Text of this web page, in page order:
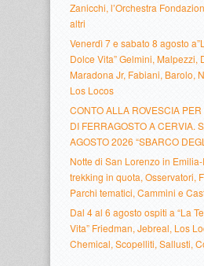
Zanicchi, l’Orchestra
altri
Venerdì 7 e sabato 8 agosto
Dolce Vita” Gelmini, Malpezzi,
Maradona Jr, Fabiani, Barolo,
Los Locos
CONTO ALLA ROVESCIA
DI FERRAGOSTO A CERVIA.
AGOSTO 2026 “SBARCO
Notte di San Lorenzo in
trekking in quota, Osservatori,
Parchi tematici, Cammini e
Dal 4 al 6 agosto ospiti a “La
Vita” Friedman, Jebreal, Los
Chemical, Scopelliti, Sallusti,